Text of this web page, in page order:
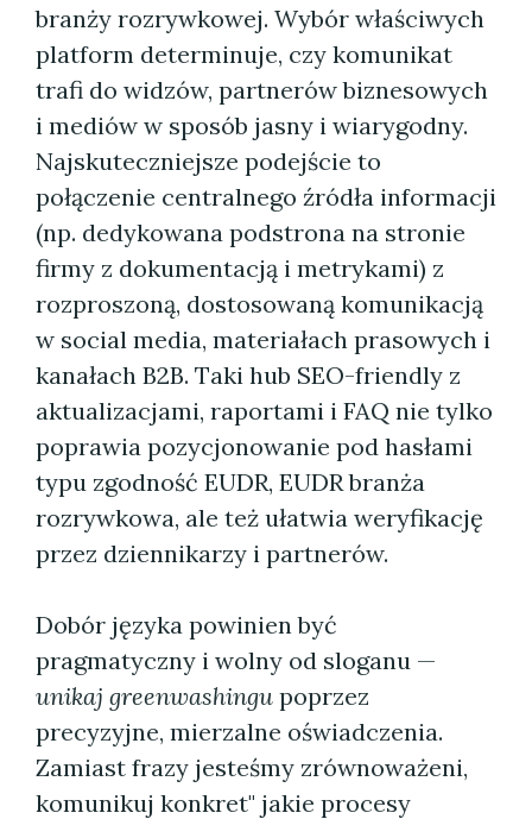
branży rozrywkowej. Wybór właściwych
platform determinuje, czy komunikat
trafi do widzów, partnerów biznesowych
i mediów w sposób jasny i wiarygodny.
Najskuteczniejsze podejście to
połączenie centralnego źródła informacji
(np. dedykowana podstrona na stronie
firmy z dokumentacją i metrykami) z
rozproszoną, dostosowaną komunikacją
w social media, materiałach prasowych i
kanałach B2B. Taki hub SEO-friendly z
aktualizacjami, raportami i FAQ nie tylko
poprawia pozycjonowanie pod hasłami
typu zgodność EUDR, EUDR branża
rozrywkowa, ale też ułatwia weryfikację
przez dziennikarzy i partnerów.
Dobór języka powinien być
pragmatyczny i wolny od sloganu —
unikaj greenwashingu poprzez
precyzyjne, mierzalne oświadczenia.
Zamiast frazy jesteśmy zrównoważeni,
komunikuj konkret" jakie procesy